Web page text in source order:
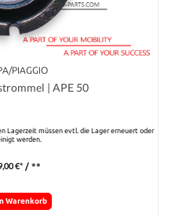
PIAGGIO
| APE 50
Lagerzeit müssen evtl. die Lager erneuert oder
werden.
€* / **
Warenkorb